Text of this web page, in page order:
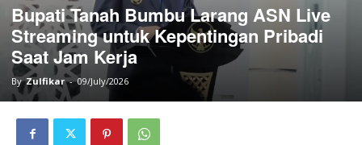
Bupati Tanah Bumbu Larang ASN Live
Streaming untuk Kepentingan Pribadi
Saat Jam Kerja
By Zulfikar - 09/July/2026